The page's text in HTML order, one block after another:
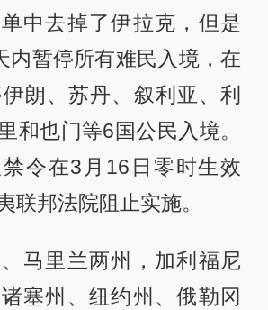
中去掉了伊拉克，但是
内暂停所有难民入境，在
朗、苏丹、叙利亚、利
和也门等6国公民入境。
令在3月16日零时生效
联邦法院阻止实施。
马里兰两州，加利福尼
塞州、纽约州、俄勒冈